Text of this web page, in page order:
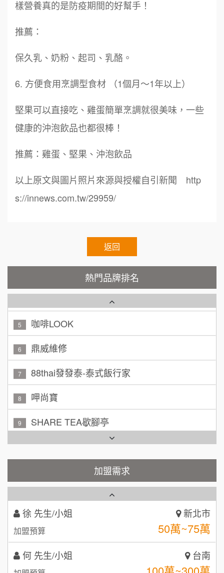
樣營養真的是防疫期間的好幫手！
推薦：
保久乳、奶粉、起司、乳酪。
6. 方便食用烹調型食材 （1個月～1年以上）
堅果可以直接吃、雞蛋簡單烹調就很美味，一些
健康的沖泡飲品也都很棒！
推薦：雞蛋、堅果、沖泡飲品
以上原文與圖片照片來源與授權自引新聞 http
s://innews.com.tw/29959/
返回
熱門品牌排名
7 88thai發發泰-泰式飯行家
8 呷尚寶
SHARE TEA歇腳亭
10 TEA TOP台灣第一味
秉宏小米甜甜圈
4 潮鍋癮
5 咖啡LOOK
6 鼎威維修
7 88thai發發泰-泰式飯行家
8 呷尚寶
9 SHARE TEA歇腳亭
10 TEA TOP台灣第一味
Cozy coffee可集咖啡
3 秉宏小米甜甜圈
4 潮鍋癮
加盟需求
周 先生/小姐
加盟預算 50萬~75萬
何 先生/小姐
加盟預算
呂 先生/小姐 新竹市
加盟預算
黃 先生/小姐 台北市
加盟預算
林 先生/小姐
100萬 ~ 200萬
吳 先生/小姐 屏東縣
加盟預算
周 先生/小姐 台北
100萬 ~150萬
50萬~75萬
何 先生/小姐 台南
加盟預算 100萬~300萬
呂 先生/小姐 新竹市